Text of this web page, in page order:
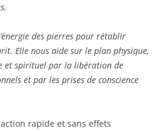
des pierres pour rétablir
Elle nous aide sur le plan physique,
et spirituel par la libération de
et par les prises de conscience
rapide et sans effets